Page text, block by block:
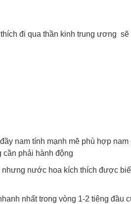
đi qua thần kinh trung ương sẽ
nam tính mạnh mẽ phù hợp
phải hành động
nước hoa kích thích được
nhất trong vòng 1-2 tiêng đầu